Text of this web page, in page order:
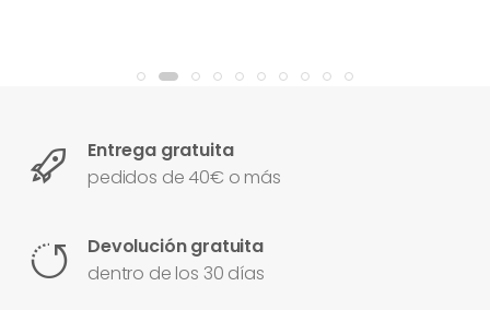
Entrega gratuita
pedidos de 40€ o más
Devolución gratuita
dentro de los 30 días